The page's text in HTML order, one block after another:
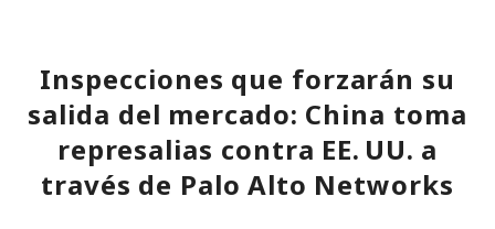
Inspecciones que forzarán su
salida del mercado: China toma
represalias contra EE. UU. a
través de Palo Alto Networks